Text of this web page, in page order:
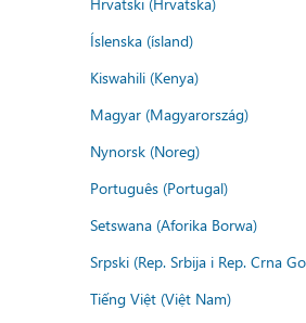
Íslenska (ísland)
Kiswahili (Kenya)
Magyar (Magyarország)
Nynorsk (Noreg)
Português (Portugal)
Setswana (Aforika Borwa)
Srpski (Rep. Srbija i Rep. Crna
Tiếng Việt (Việt Nam)